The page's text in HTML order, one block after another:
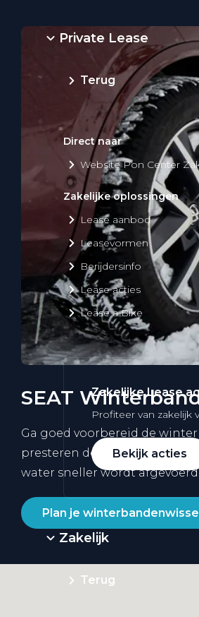
Private Lease
Terug
Direct naar
Website Pon Center
Zakelijke oplossingen
Lease aanbod
Leasevormen
Berijdersinfo
Lease acties
Lease a Bike
Zakelijke Lease
Profiteer van zakelijk
Bekijk acties
Zakelijk
Terug
SEAT
Ga goed voorbereid de
presteren de winterbanden
water sneller wordt
Plan je